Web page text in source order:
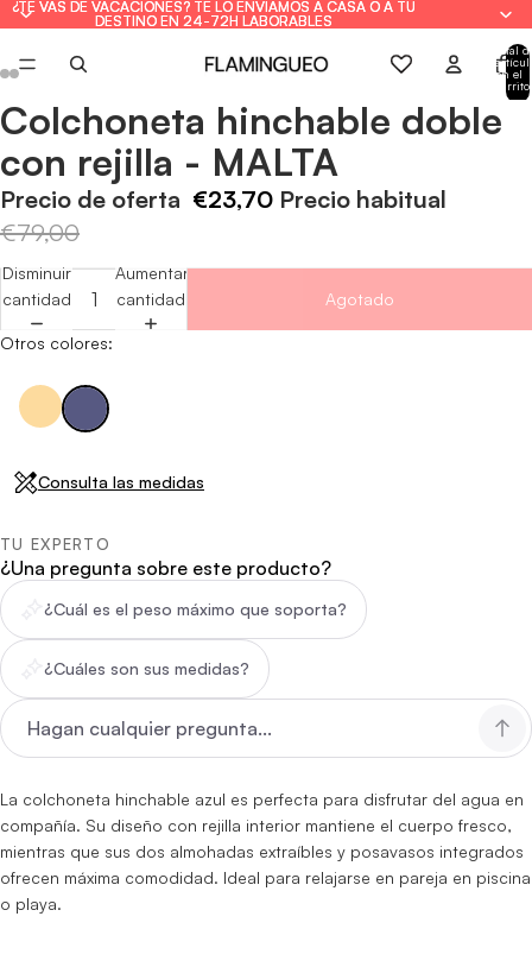
¿TE VAS DE VACACIONES? TE LO ENVIAMOS A CASA O A TU
DESTINO EN 24-72H LABORABLES
¿TE VAS DE VACACIONES? TE LO ENVIAMOS A CASA O A TU
DESTINO EN 24-72H LABORABLES
Total
en el
carrito:
Abrir
imagen
a
pantalla
Abrir
imagen
a
pantalla
Abrir
imagen
a
pantalla
Abrir
imagen
a
pantalla
Abrir
imagen
a
pantalla
Abrir
imagen
a
pantalla
Colchoneta hinchable doble
con rejilla - MALTA
Precio de oferta €23,70 Precio habitual
€79,00
Disminuir
cantidad
Aumentar
cantidad
Agotado
Otros colores:
Consulta las medidas
TU EXPERTO
¿Una pregunta sobre este producto?
¿Cuál es el peso máximo que soporta?
¿Cuáles son sus medidas?
La colchoneta hinchable azul es perfecta para disfrutar del agua en
compañía. Su diseño con rejilla interior mantiene el cuerpo fresco,
mientras que sus dos almohadas extraíbles y posavasos integrados
ofrecen máxima comodidad. Ideal para relajarse en pareja en piscina
o playa.